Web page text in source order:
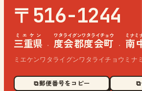
〒516-1244
三重県
ミエケン
· 度会郡度会町
ワタライグンワタライチョウ
· 南
ミナミ
ミエケンワタライグンワタライチョウミナ
⧉ 郵便番号をコピー ⧉